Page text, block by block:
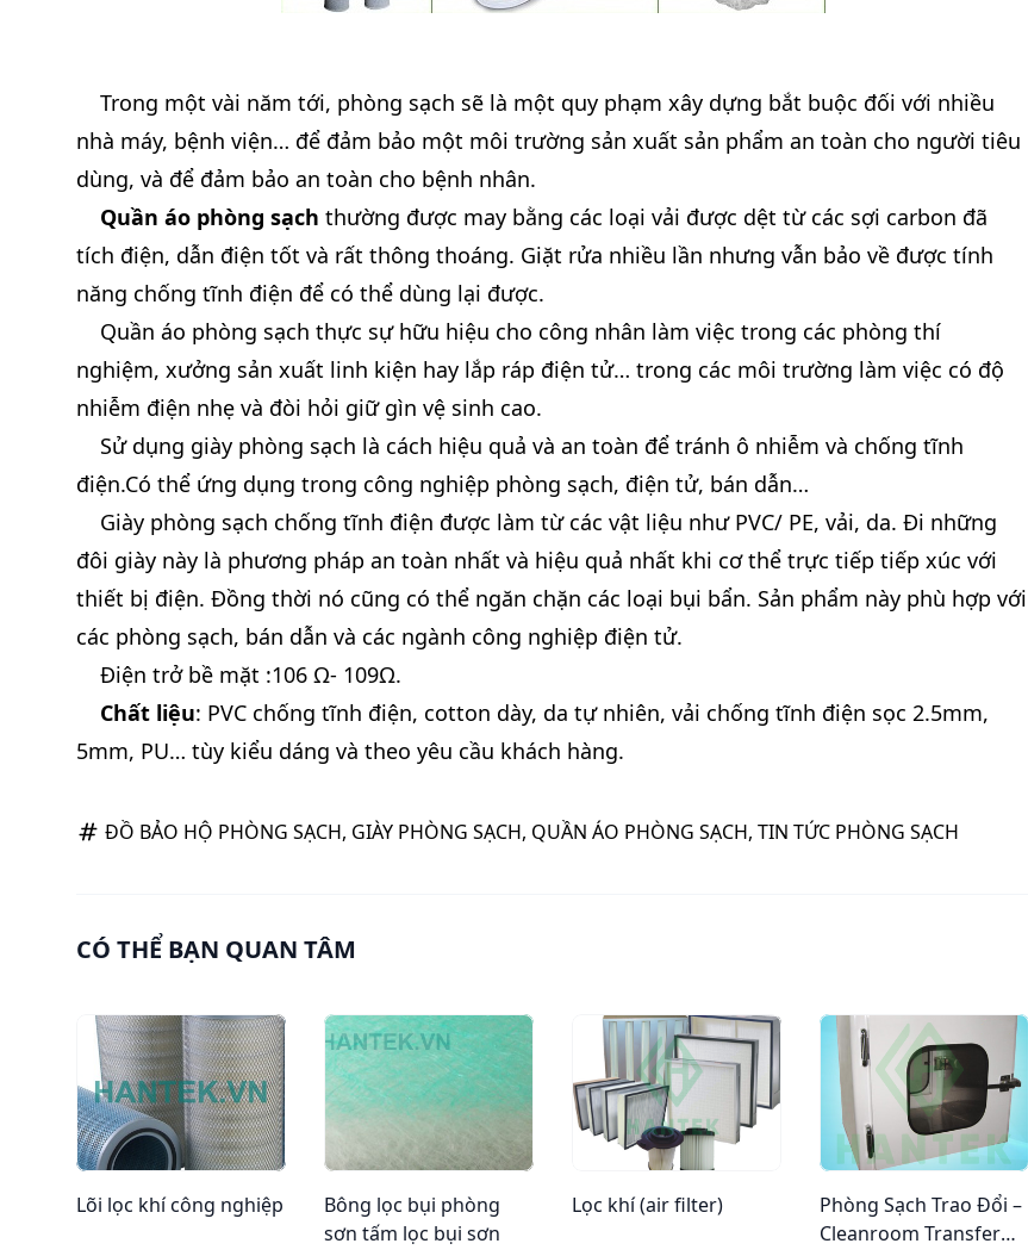
Trong một vài năm tới, phòng sạch sẽ là một quy phạm xây dựng bắt buộc đối với nhiều
nhà máy, bệnh viện… để đảm bảo một môi trường sản xuất sản phẩm an toàn cho người tiêu
dùng, và để đảm bảo an toàn cho bệnh nhân.
Quần áo phòng sạch thường được may bằng các loại vải được dệt từ các sợi carbon đã
tích điện, dẫn điện tốt và rất thông thoáng. Giặt rửa nhiều lần nhưng vẫn bảo về được tính
năng chống tĩnh điện để có thể dùng lại được.
Quần áo phòng sạch thực sự hữu hiệu cho công nhân làm việc trong các phòng thí
nghiệm, xưởng sản xuất linh kiện hay lắp ráp điện tử… trong các môi trường làm việc có độ
nhiễm điện nhẹ và đòi hỏi giữ gìn vệ sinh cao.
Sử dụng giày phòng sạch là cách hiệu quả và an toàn để tránh ô nhiễm và chống tĩnh
điện.Có thể ứng dụng trong công nghiệp phòng sạch, điện tử, bán dẫn…
Giày phòng sạch chống tĩnh điện được làm từ các vật liệu như PVC/ PE, vải, da. Đi những
đôi giày này là phương pháp an toàn nhất và hiệu quả nhất khi cơ thể trực tiếp tiếp xúc với
thiết bị điện. Đồng thời nó cũng có thể ngăn chặn các loại bụi bẩn. Sản phẩm này phù hợp với
các phòng sạch, bán dẫn và các ngành công nghiệp điện tử.
Điện trở bề mặt :106 Ω- 109Ω.
Chất liệu: PVC chống tĩnh điện, cotton dày, da tự nhiên, vải chống tĩnh điện sọc 2.5mm,
5mm, PU… tùy kiểu dáng và theo yêu cầu khách hàng.
ĐỒ BẢO HỘ PHÒNG SẠCH, GIÀY PHÒNG SẠCH, QUẦN ÁO PHÒNG SẠCH, TIN TỨC PHÒNG SẠCH
CÓ THỂ BẠN QUAN TÂM
Lõi lọc khí công nghiệp
Bông lọc bụi phòng
sơn tấm lọc bụi sơn
Lọc khí (air filter)
Phòng Sạch Trao Đổi –
Cleanroom Transfer